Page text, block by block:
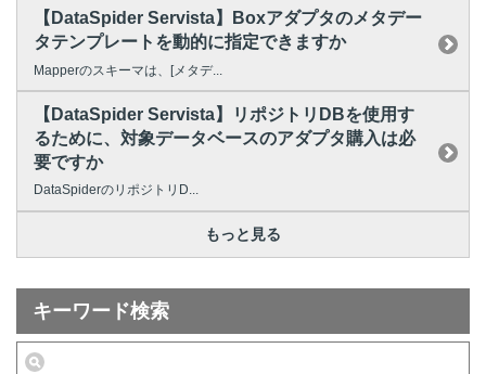
【DataSpider Servista】Boxアダプタのメタデー
タテンプレートを動的に指定できますか
Mapperのスキーマは、[メタデ...
【DataSpider Servista】リポジトリDBを使用す
るために、対象データベースのアダプタ購入は必
要ですか
DataSpiderのリポジトリD...
もっと見る
キーワード検索